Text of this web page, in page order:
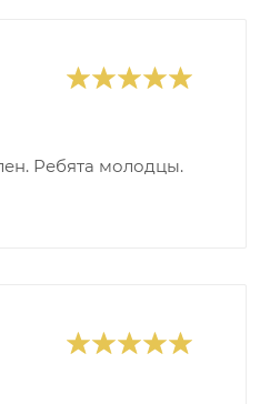
Ребята молодцы.